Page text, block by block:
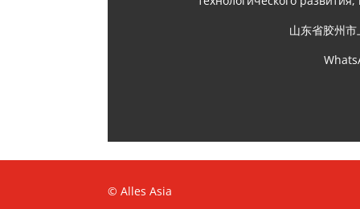
山东省胶州
© Alles Asia